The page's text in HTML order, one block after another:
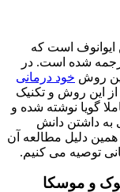
ایوانوف است که
شده است. در
روش خود درمانی
از این روش و تکنیک
گویا نوشته شده و
به داشتن دانش
دلیل مطالعه آن
توصیه می کنیم.
و موسکا